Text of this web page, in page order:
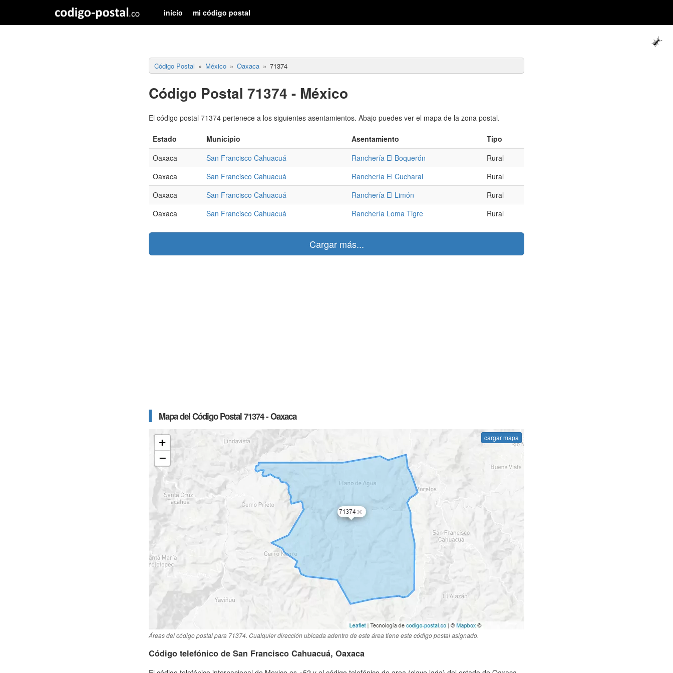
inicio mi código postal
Código Postal México Oaxaca 71374
Código Postal 71374 - México
El código postal 71374 pertenece a los siguientes asentamientos. Abajo puedes ver el mapa de la zona postal.
Estado Municipio Asentamiento
Tipo
Oaxaca
San Francisco Cahuacuá Ranchería El Boquerón
Rural
Oaxaca
San Francisco Cahuacuá Ranchería El Cucharal
Rural
Oaxaca
San Francisco Cahuacuá Ranchería El Limón
Rural
Oaxaca
San Francisco Cahuacuá Ranchería Loma Tigre Rural
Cargar más...
Mapa del Código Postal 71374 - Oaxaca
cargar mapa
Áreas del código postal para 71374. Cualquier dirección ubicada adentro de este área tiene este código postal asignado.
Código telefónico de San Francisco Cahuacuá, Oaxaca